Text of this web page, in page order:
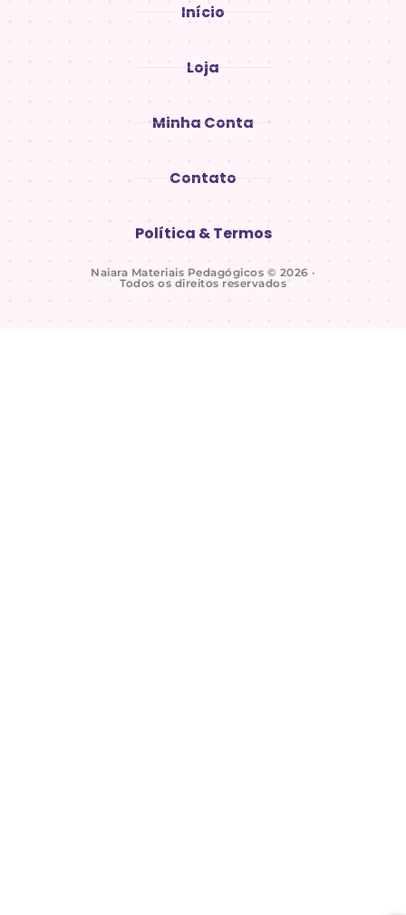
Início
Loja
Minha Conta
Contato
Política & Termos
Naiara Materiais Pedagógicos © 2026 ·
Todos os direitos reservados